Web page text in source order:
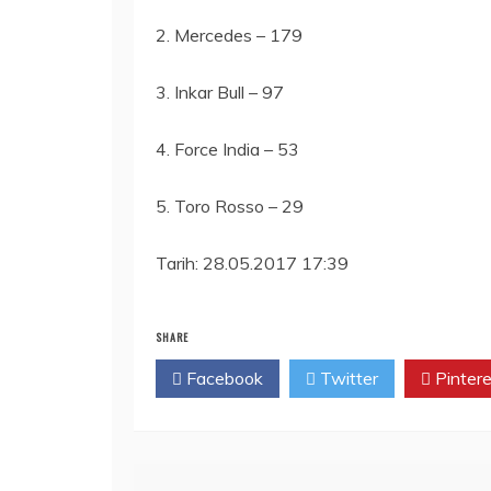
2. Mercedes – 179
3. Inkar Bull – 97
4. Force India – 53
5. Toro Rosso – 29
Tarih: 28.05.2017 17:39
SHARE
Facebook Twitter